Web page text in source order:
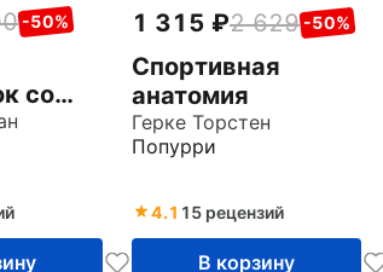
-50%
со
1 315 2 629 -50%
Спортивная
анатомия
Герке Торстен
Попурри
4.1 15 рецензий
В корзину